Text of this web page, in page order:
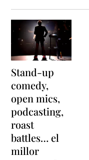
Stand-up
comedy,
open mics,
podcasting,
roast
battles… el
millor